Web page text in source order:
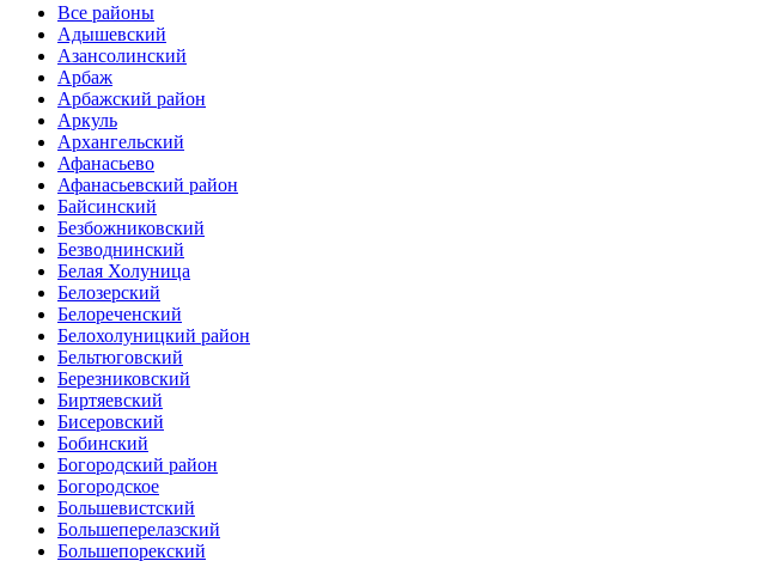
Все районы
Адышевский
Азансолинский
Арбаж
Арбажский район
Аркуль
Архангельский
Афанасьево
Афанасьевский район
Байсинский
Безбожниковский
Безводнинский
Белая Холуница
Белозерский
Белореченский
Белохолуницкий район
Бельтюговский
Березниковский
Биртяевский
Бисеровский
Бобинский
Богородский район
Богородское
Большевистский
Большеперелазский
Большепорекский